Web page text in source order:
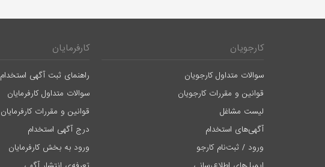
کارجویان
سوالات متداول کارجویان
قوانین و مقررات کارجویان
لیست مشاغل
آگهی‌های استخدام
ورود / ثبت‌نام کارجو
کارفرمایان
راهنمای ثبت آگهی استخدام
سوالات متداول کارفرمایان
قوانین و مقررات کارفرمایان
درج آگهی استخدام
ورود به بخش کارفرمایان